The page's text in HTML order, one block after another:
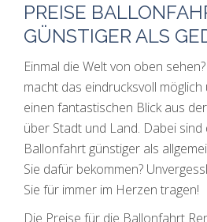
PREISE
GÜNSTIGER ALS
Einmal die Welt von oben
macht das eindrucksvoll
einen fantastischen Blick aus
über Stadt und Land. Dabei
Ballonfahrt günstiger als
Sie dafür bekommen?
Sie für immer im Herzen tragen!
Die Preise für die Ballonfahrt